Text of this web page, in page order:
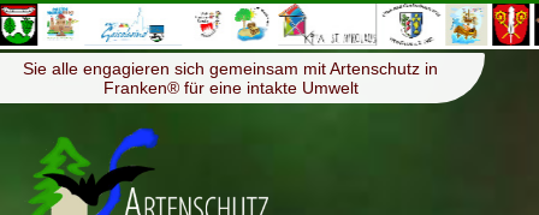
Menü ≡
Sie alle engagieren sich gemeinsam mit Artenschutz in
Franken® für eine intakte Umwelt